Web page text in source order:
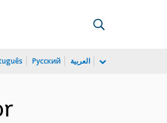
Русский العربية